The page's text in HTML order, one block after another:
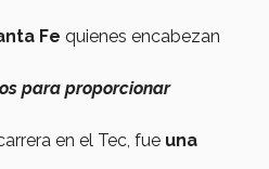
Fe quienes encabezan
para proporcionar
en el Tec, fue una